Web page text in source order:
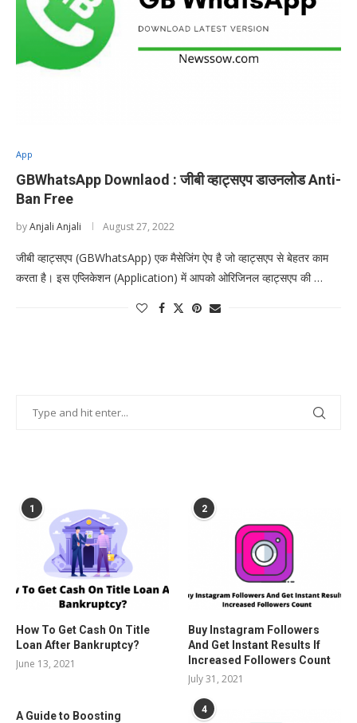
App
GBWhatsApp Downlaod : जीबी व्हाट्सएप डाउनलोड Anti-
Ban Free
byAnjali Anjali August 27, 2022
जीबी व्हाट्सएप (GBWhatsApp) एक मैसेजिंग ऐप है जो व्हाट्सएप से बेहतर काम
करता है। इस एप्लिकेशन (Application) में आपको ओरिजिनल व्हाट्सएप की …
1
How To Get Cash On Title
Loan After Bankruptcy?
June 13, 2021
2
Buy Instagram Followers
And Get Instant Results If
Increased Followers Count
July 31, 2021
A Guide to Boosting
4